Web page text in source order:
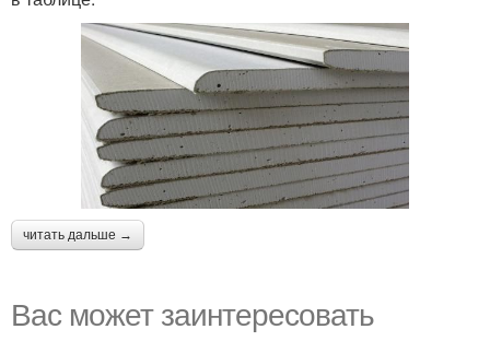
читать дальше →
Вас может заинтересовать